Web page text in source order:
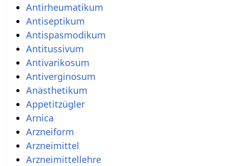
Antirheumatikum
Antiseptikum
Antispasmodikum
Antitussivum
Antivarikosum
Antiverginosum
Anästhetikum
Appetitzügler
Arnica
Arzneiform
Arzneimittel
Arzneimittellehre